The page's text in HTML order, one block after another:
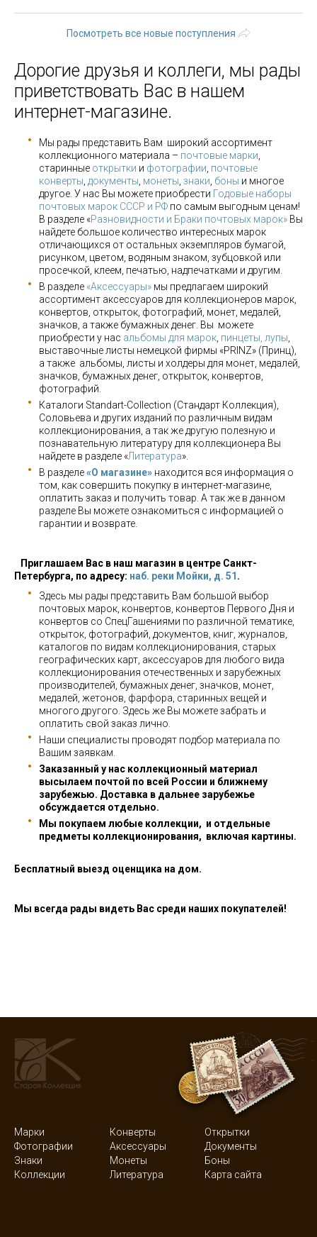
Посмотреть все новые поступления
Дорогие друзья и коллеги, мы рады
приветствовать Вас в нашем
интернет-магазине.
Мы рады представить Вам широкий ассортимент
коллекционного материала – почтовые марки
старинные открытки и фотографии почтовые
конверты документы монеты знаки боны и многое
другое. У нас Вы можете приобрести Годовые наборы
почтовых марок СССР и РФ по самым выгодным ценам!
В разделе «Разновидности и Браки почтовых марок» Вы
найдете большое количество интересных марок
отличающихся от остальных экземпляров бумагой,
рисунком, цветом, водяным знаком, зубцовкой или
просечкой, клеем, печатью, надпечатками и другим.
В разделе «Аксессуары» мы предлагаем широкий
ассортимент аксессуаров для коллекционеров марок,
конвертов, открыток, фотографий, монет, медалей,
значков, а также бумажных денег. Вы можете
приобрести у нас альбомы для марок пинцеты, лупы
выставочные листы немецкой фирмы «PRINZ» (Принц),
а также альбомы, листы и холдеры для монет, медалей,
значков, бумажных денег, открыток, конвертов,
фотографий.
Каталоги Standart-Collection (Стандарт Коллекция),
Соловьева и других изданий по различным видам
коллекционирования, а так же другую полезную и
познавательную литературу для коллекционера Вы
найдете в разделе «Литература».
В разделе«О магазине» находится вся информация о
том, как совершить покупку в интернет-магазине,
оплатить заказ и получить товар. А так же в данном
разделе Вы можете ознакомиться с информацией о
гарантии и возврате.
Приглашаем Вас в наш магазин в центре Санкт-
Петербурга, по адресу: наб. реки Мойки, д. 51 .
Здесь мы рады представить Вам большой выбор
почтовых марок, конвертов, конвертов Первого Дня и
конвертов со СпецГашениями по различной тематике,
открыток, фотографий, документов, книг, журналов,
каталогов по видам коллекционирования, старых
географических карт, аксессуаров для любого вида
коллекционирования отечественных и зарубежных
производителей, бумажных денег, значков, монет,
медалей, жетонов, фарфора, старинных вещей и
многого другого. Здесь же Вы можете забрать и
оплатить свой заказ лично.
Наши специалисты проводят подбор материала по
Вашим заявкам.
Заказанный у нас коллекционный материал
высылаем почтой по всей России и ближнему
зарубежью. Доставка в дальнее зарубежье
обсуждается отдельно.
Мы покупаем любые коллекции, и отдельные
предметы коллекционирования, включая картины.
Бесплатный выезд оценщика на дом.
Мы всегда рады видеть Вас среди наших покупателей!
Марки Конверты
Открытки
Фотографии
Аксессуары
Документы
Знаки
Монеты
Боны
Коллекции
Литература Карта сайта